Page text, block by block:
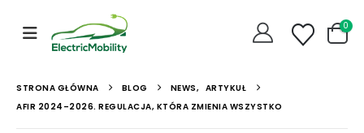
0
STRONA GŁÓWNA BLOG NEWS, ARTYKUŁ
AFIR 2024–2026. REGULACJA, KTÓRA ZMIENIA WSZYSTKO